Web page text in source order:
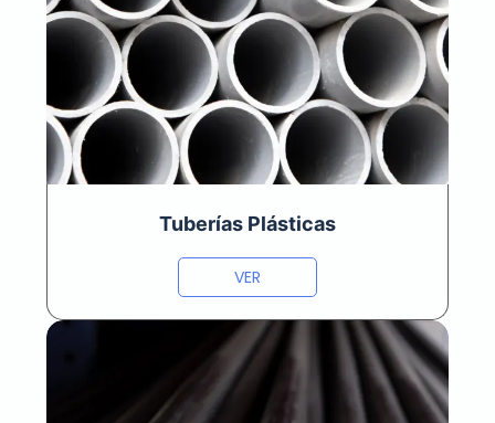
Tuberías Plásticas
VER